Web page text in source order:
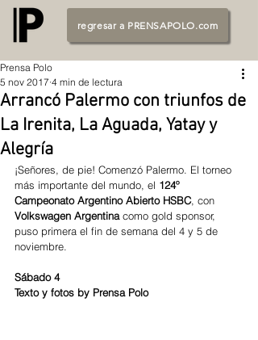
regresar a PRENSAPOLO.com
Arrancó Palermo con triunfos de
La Irenita, La Aguada, Yatay y
Alegría
Prensa Polo
5 nov 2017 4 min de lectura
¡Señores, de pie! Comenzó Palermo. El torneo
más importante del mundo, el 124º
Campeonato Argentino Abierto HSBC, con
Volkswagen Argentina como gold sponsor,
puso primera el fin de semana del 4 y 5 de
noviembre.
Sábado 4
Texto y fotos by Prensa Polo